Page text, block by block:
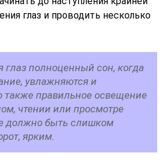
глаз и проводить несколько
глаз полноценный сон, когда
увлажняются и
правильное освещение
чтении или просмотре
должно быть слишком
ярким.